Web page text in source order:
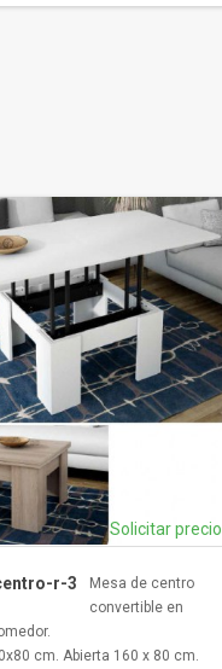
r-3
Solicitar precio
Mesa de centro
convertible en
cm. Abierta 160 x 80 cm.